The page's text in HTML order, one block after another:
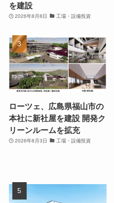
を建設
2026年8月8日 工場・設備投資
ローツェ、広島県福山市の
本社に新社屋を建設 開発ク
リーンルームを拡充
2026年8月3日 工場・設備投資